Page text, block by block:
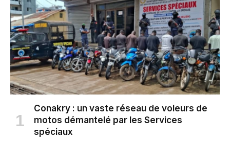
Conakry : un vaste réseau de voleurs de
motos démantelé par les Services
spéciaux